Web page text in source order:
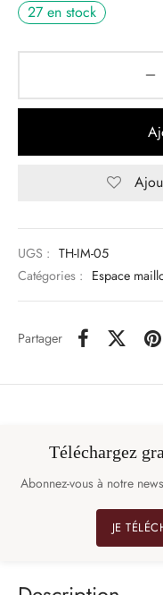
27 en stock
UGS : TH-IM-05
Catégories : Espace
Partager
Téléchargez
Abonnez-vous à notre
JE